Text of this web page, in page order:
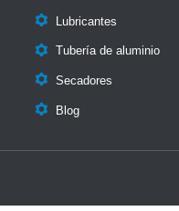
 Lubricantes
 Tubería de aluminio
 Secadores
 Blog